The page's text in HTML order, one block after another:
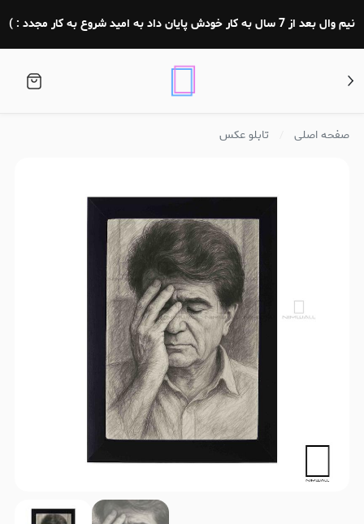
نیم وال بعد از 7 سال به کار خودش پایان داد به امید شروع به کار مجدد : )
صفحه اصلی تابلو عکس